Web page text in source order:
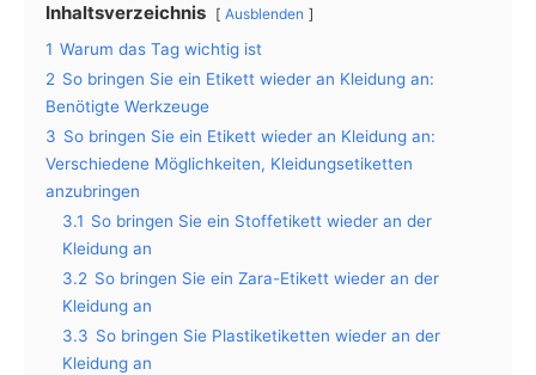
Inhaltsverzeichnis Ausblenden
1 Warum das Tag wichtig ist
2 So bringen Sie ein Etikett wieder an Kleidung an:
Benötigte Werkzeuge
3 So bringen Sie ein Etikett wieder an Kleidung an:
Verschiedene Möglichkeiten, Kleidungsetiketten
anzubringen
3.1 So bringen Sie ein Stoffetikett wieder an der
Kleidung an
3.2 So bringen Sie ein Zara-Etikett wieder an der
Kleidung an
3.3 So bringen Sie Plastiketiketten wieder an der
Kleidung an